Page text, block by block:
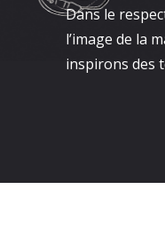
Dans le
l’image de la
inspirons des